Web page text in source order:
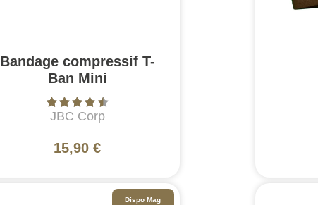
Bandage compressif T-
Ban Mini
JBC Corp
15,90 €
Dispo Mag